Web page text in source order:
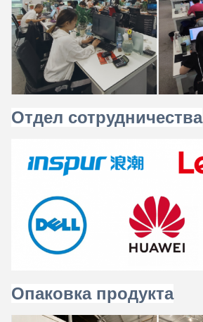
Отдел сотрудничества
Опаковка продукта